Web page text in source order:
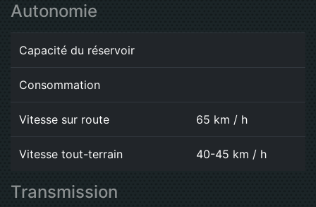
Autonomie
Capacité du réservoir
Consommation
Vitesse sur route 65 km / h
Vitesse tout-terrain 40-45 km / h
Transmission